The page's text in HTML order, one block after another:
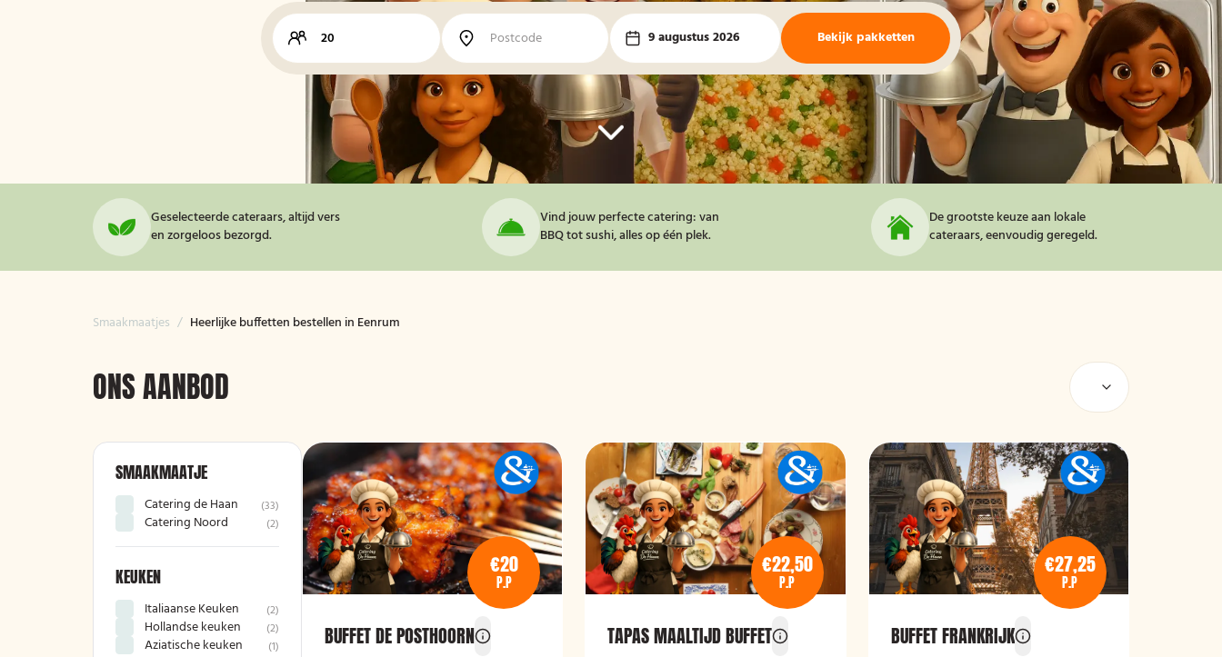
9 augustus 2026 Bekijk pakketten
Geselecteerde cateraars, altijd vers
en zorgeloos bezorgd.
Vind jouw perfecte catering: van
BBQ tot sushi, alles op één plek.
De grootste keuze aan lokale
cateraars, eenvoudig geregeld.
Smaakmaatjes / Heerlijke buffetten bestellen in Eenrum
ONS AANBOD
SMAAKMAATJE
Catering de Haan (33)
Catering Noord (2)
KEUKEN
Italiaanse Keuken (2)
Hollandse keuken (2)
Aziatische keuken (1)
€20
P.P
BUFFET DE POSTHOORN
€22,50
P.P
TAPAS MAALTIJD BUFFET
€27,25
P.P
BUFFET FRANKRIJK